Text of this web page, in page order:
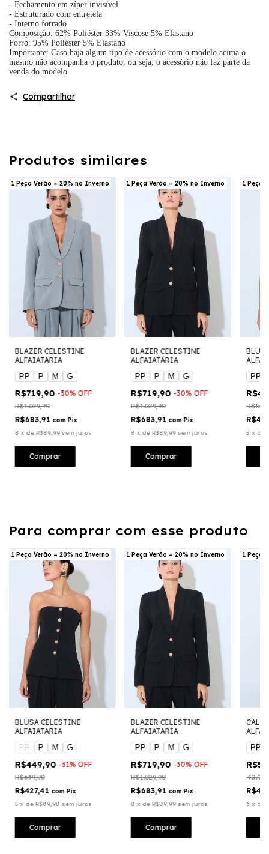
- Fechamento em zíper invisível
- Estruturado com entretela
- Interno forrado
Composição: 62% Poliéster 33% Viscose 5% Elastano
Forro: 95% Poliéster 5% Elastano
Importante: Caso haja algum tipo de acessório com o modelo acima o
mesmo não acompanha o produto, ou seja, o acessório não faz parte da
venda do modelo
Compartilhar
Produtos similares
1 Peça Verão = 20% no Inverno
BLAZER CELESTINE
ALFAIATARIA
PP
P M G
R$719,90 -30% OFF
R$1.029,90
R$683,91 com Pix
8 x de R$89,99 sem juros
Comprar
1 Peça Verão = 20% no Inverno
BLAZER CELESTINE
ALFAIATARIA
PP
P M G
R$719,90 -30% OFF
R$1.029,90
R$683,91 com Pix
8 x de R$89,99 sem juros
Comprar
1 Peça
PP
5 x de
Para comprar com esse produto
1 Peça Verão = 20% no Inverno
BLUSA CELESTINE
ALFAIATARIA
PP
P M G
R$449,90 -31% OFF
R$649,90
R$427,41 com Pix
5 x de R$89,98 sem juros
Comprar
1 Peça Verão = 20% no Inverno
BLAZER CELESTINE
ALFAIATARIA
PP
P M G
R$719,90 -30% OFF
R$1.029,90
R$683,91 com Pix
8 x de R$89,99 sem juros
Comprar
1 Peça
PP
6 x de